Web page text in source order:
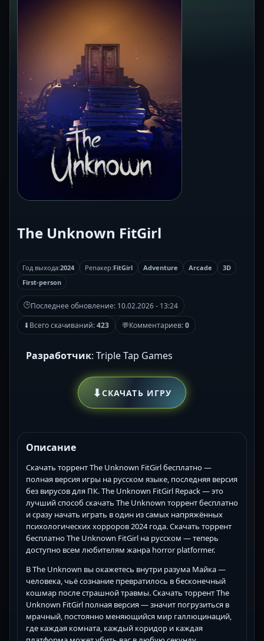
The Unknown FitGirl
Год выхода:2024 Репакер:FitGirl Adventure Arcade
3D
First-person
🕒Последнее обновление: 10.02.2026 - 13:24
⬇Всего скачиваний:423 💬Комментариев:0
Разработчик: Triple Tap Games
⬇СКАЧАТЬ ИГРУ
Описание
Скачать торрент The Unknown FitGirl бесплатно —
полная версия игры на русском языке, последняя версия
без вирусов для ПК. The Unknown FitGirl Repack — это
лучший способ скачать The Unknown торрент бесплатно
и сразу начать играть в один из самых напряжённых
психологических хорроров 2024 года. Скачать торрент
бесплатно The Unknown FitGirl на русском — теперь
доступно всем любителям жанра horror platformer.
В The Unknown вы окажетесь внутри разума Майка —
человека, чьё сознание превратилось в бесконечный
кошмар после страшной травмы. Скачать торрент The
Unknown FitGirl полная версия — значит погрузиться в
мрачный, постоянно меняющийся мир галлюцинаций,
где каждая комната, каждый коридор и каждая